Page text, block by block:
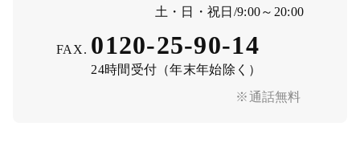
※通話無料
土・日・祝日/9:00～20:00
FAX. 0120-25-90-14
24時間受付（年末年始除く）